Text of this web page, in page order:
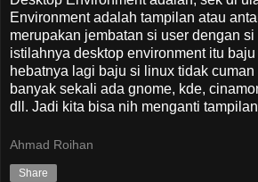
Environment adalah tampilan atau
merupakan jembatan si user dengan
istilahnya desktop environment itu
hebatnya lagi baju si linux tidak
banyak sekali ada gnome, kde,
dll. Jadi kita bisa nih menganti
Ahmad Roihan
Share